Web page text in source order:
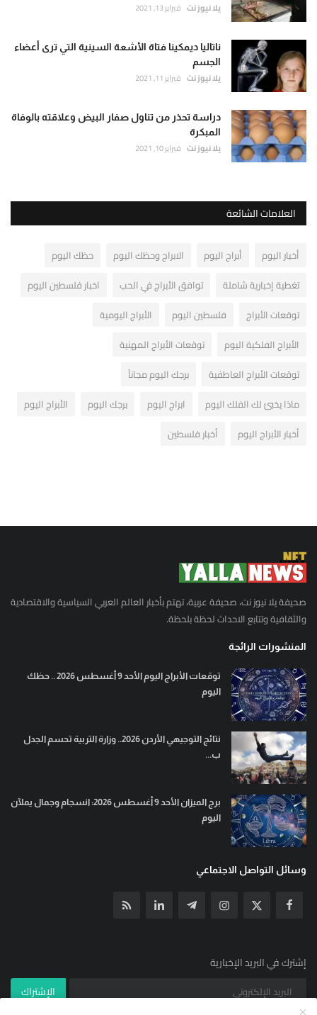
يلا نيوز نت فبراير 13, 2021
ناتاليا ديمكينا فتاة الأشعة السينية التي ترى أعضاء
الجسم
يلا نيوز نت فبراير 11, 2021
دراسة تحذر من تناول صفار البيض وعلاقته بالوفاة
المبكرة
يلا نيوز نت فبراير 10, 2021
العلامات الشائعة
أخبار اليوم أبراج اليوم الابراج وحظك اليوم
حظك اليوم
تغطية إخبارية شاملة
توافق الأبراج في الحب
اخبار فلسطين اليوم
توقعات الأبراج
فلسطين اليوم
الأبراج اليومية
الأبراج الفلكية اليوم
توقعات الأبراج المهنية
توقعات الأبراج العاطفية
برجك اليوم مجاناً
ماذا يخبئ لك الفلك اليوم
ابراج اليوم برجك اليوم
الأبراج اليوم
أخبار الأبراج اليوم
أخبار فلسطين
صحيفة يلا نيوز نت، صحيفة عربية، تهتم بأخبار العالم العربي السياسية والاقتصادية
والثقافية وتتابع الاحداث لحظة بلحظة.
المنشورات الرائجة
توقعات الأبراج اليوم الأحد 9 أغسطس 2026 .. حظك
اليوم
نتائج التوجيهي الأردن 2026.. وزارة التربية تحسم الجدل
ب...
برج الميزان الأحد 9 أغسطس 2026: انسجام وجمال يملآن
اليوم
وسائل التواصل الاجتماعي
إشترك في البريد الإخبارية
الإشتراك